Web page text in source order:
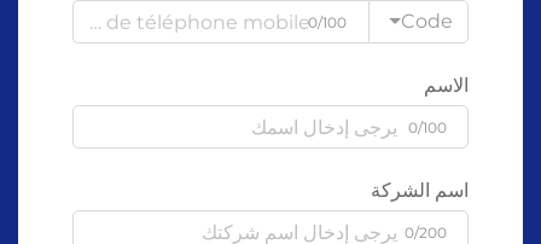
Code
0/100
الاسم
0/100
اسم الشركة
0/200